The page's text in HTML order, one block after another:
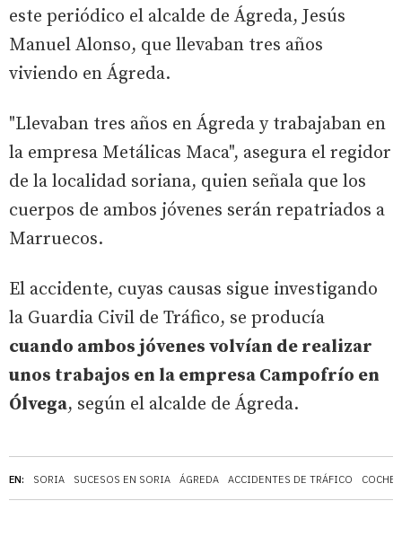
EN: SORIA SUCESOS EN SORIA ÁGREDA ACCIDENTES DE TRÁFICO COCHES
este periódico el alcalde de Ágreda, Jesús
Manuel Alonso, que llevaban tres años
viviendo en Ágreda.
"Llevaban tres años en Ágreda y trabajaban en
la empresa Metálicas Maca", asegura el regidor
de la localidad soriana, quien señala que los
cuerpos de ambos jóvenes serán repatriados a
Marruecos.
El accidente, cuyas causas sigue investigando
la Guardia Civil de Tráfico, se producía
cuando ambos jóvenes volvían de realizar
unos trabajos en la empresa Campofrío en
Ólvega, según el alcalde de Ágreda.